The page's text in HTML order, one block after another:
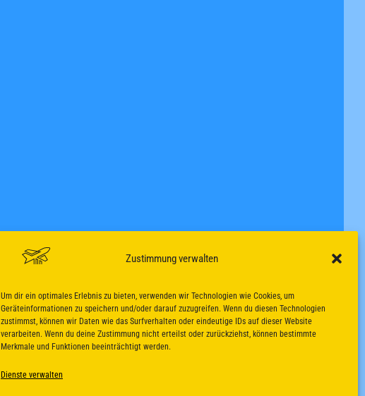
Zustimmung verwalten
Um dir ein optimales Erlebnis zu bieten, verwenden wir Technologien wie Cookies, um
Geräteinformationen zu speichern und/oder darauf zuzugreifen. Wenn du diesen Technologien
zustimmst, können wir Daten wie das Surfverhalten oder eindeutige IDs auf dieser Website
verarbeiten. Wenn du deine Zustimmung nicht erteilst oder zurückziehst, können bestimmte
Merkmale und Funktionen beeinträchtigt werden.
Dienste verwalten